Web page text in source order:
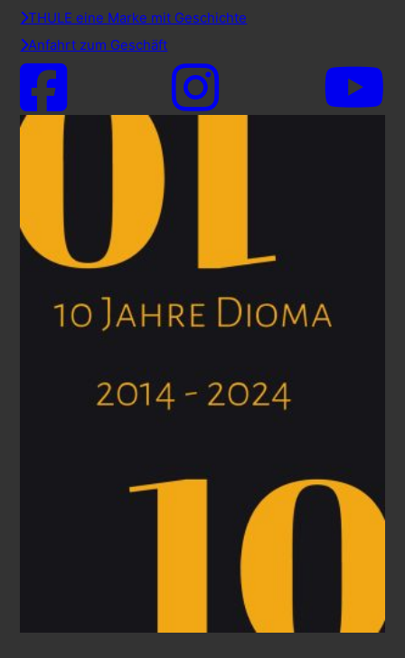
THULE eine Marke mit Geschichte
Anfahrt zum Geschäft